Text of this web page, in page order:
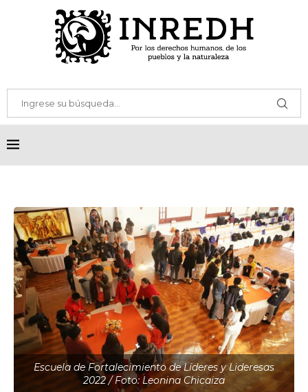
Escuela de Fortalecimiento de Líderes y Lideresas
2022 / Foto: Leonina Chicaiza